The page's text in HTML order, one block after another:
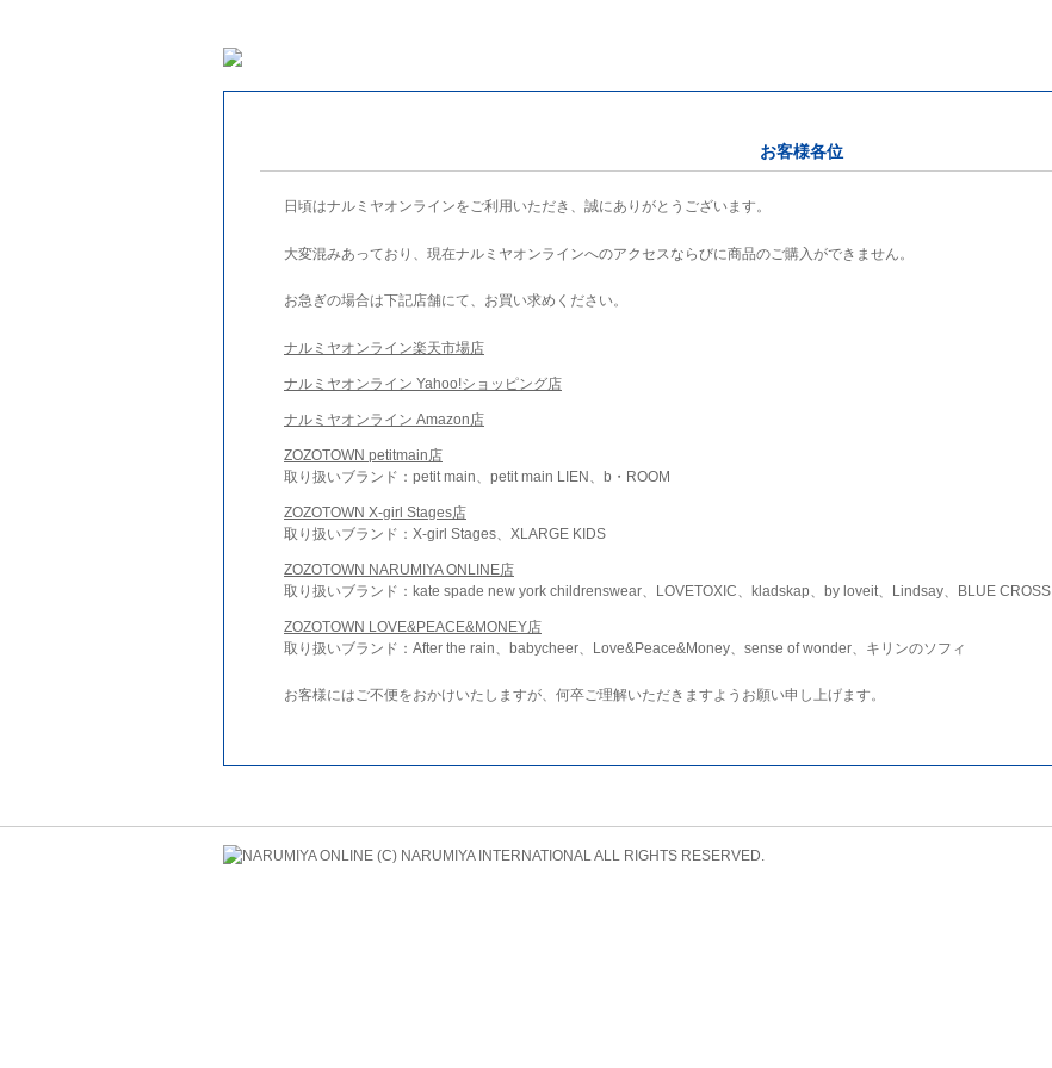
お客様各位
日頃はナルミヤオンラインをご利用いただき、誠にありがとうございます。
大変混みあっており、現在ナルミヤオンラインへのアクセスならびに商品のご購入ができません。
お急ぎの場合は下記店舗にて、お買い求めください。
ナルミヤオンライン楽天市場店
ナルミヤオンライン Yahoo!ショッピング店
ナルミヤオンライン Amazon店
ZOZOTOWN petitmain店
取り扱いブランド：petit main、petit main LIEN、b・ROOM
ZOZOTOWN X-girl Stages店
取り扱いブランド：X-girl Stages、XLARGE KIDS
ZOZOTOWN NARUMIYA ONLINE店
取り扱いブランド：kate spade new york childrenswear、LOVETOXIC、kladskap、by loveit、Lindsay、BLUE CROSS
ZOZOTOWN LOVE&PEACE&MONEY店
取り扱いブランド：After the rain、babycheer、Love&Peace&Money、sense of wonder、キリンのソフィ
お客様にはご不便をおかけいたしますが、何卒ご理解いただきますようお願い申し上げます。